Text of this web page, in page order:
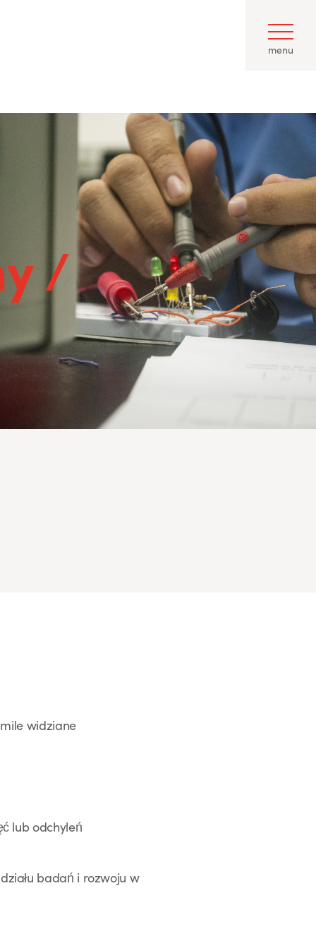
menu
/
widziane
lub odchyleń
badań i rozwoju w